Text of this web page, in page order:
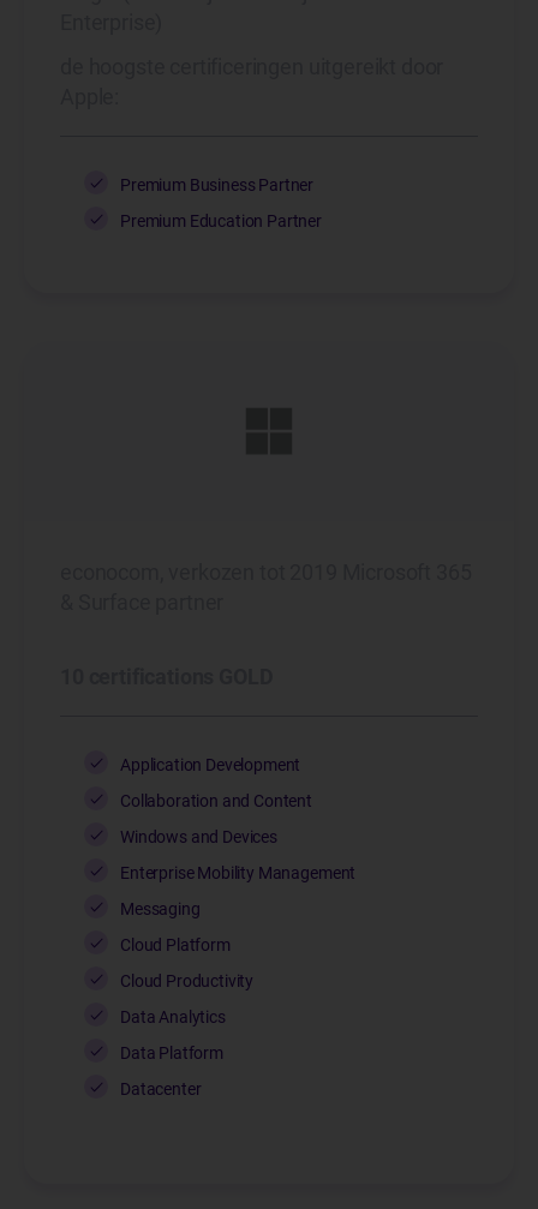
Premium Business Partner
Premium Education Partner
Application Development
Collaboration and Content
Windows and Devices
Enterprise Mobility Management
Messaging
Cloud Platform
Cloud Productivity
Data Analytics
Data Platform
Datacenter